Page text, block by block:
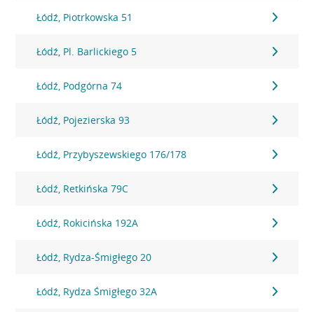
Łódź, Piotrkowska 51
Łódź, Pl. Barlickiego 5
Łódź, Podgórna 74
Łódź, Pojezierska 93
Łódź, Przybyszewskiego 176/178
Łódź, Retkińska 79C
Łódź, Rokicińska 192A
Łódź, Rydza-Śmigłego 20
Łódź, Rydza Śmigłego 32A